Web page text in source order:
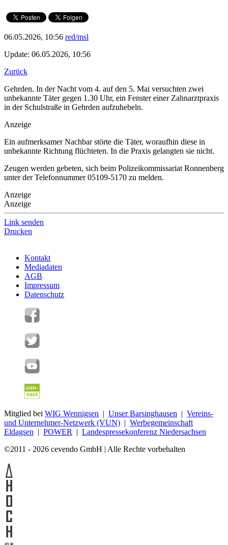
06.05.2026, 10:56 red/msl
Update: 06.05.2026, 10:56
Zurück
Gehrden. In der Nacht vom 4. auf den 5. Mai versuchten zwei
unbekannte Täter gegen 1.30 Uhr, ein Fenster einer Zahnarztpraxis
in der Schulstraße in Gehrden aufzuhebeln.
Anzeige
Ein aufmerksamer Nachbar störte die Täter, woraufhin diese in
unbekannte Richtung flüchteten. In die Praxis gelangten sie nicht.
Zeugen werden gebeten, sich beim Polizeikommissariat Ronnenberg
unter der Telefonnummer 05109-5170 zu melden.
Anzeige
Anzeige
Link senden
Drucken
Kontakt
Mediadaten
AGB
Impressum
Datenschutz
Mitglied bei WIG Wennigsen | Unser Barsinghausen | Vereins-
und Unternehmer-Netzwerk (VUN) | Werbegemeinschaft
Eldagsen | POWER | Landespressekonferenz Niedersachsen
©2011 - 2026 cevendo GmbH | Alle Rechte vorbehalten